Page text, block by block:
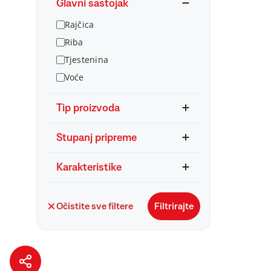
Glavni sastojak
Rajčica
Riba
Tjestenina
Voće
Tip proizvoda
Stupanj pripreme
Karakteristike
Očistite sve filtere Filtrirajte